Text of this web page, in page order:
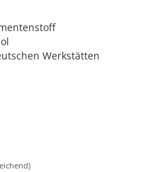
Werkstätten